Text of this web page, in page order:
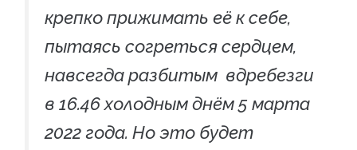
крепко прижимать её к себе,
пытаясь согреться сердцем,
навсегда разбитым вдребезги
в 16.46 холодным днём 5 марта
2022 года. Но это будет